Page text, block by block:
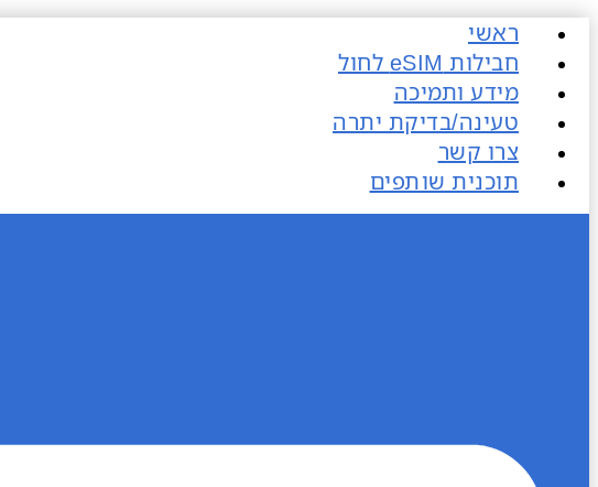
ראשי
חבילות eSIM​ לחול
מידע ותמיכה
טעינה/בדיקת יתרה
צרו קשר
תוכנית שותפים